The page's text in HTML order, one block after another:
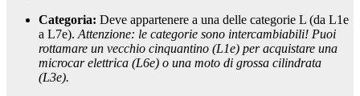
Categoria: Deve appartenere a una delle categorie L (da L1e
a L7e). Attenzione: le categorie sono intercambiabili! Puoi
rottamare un vecchio cinquantino (L1e) per acquistare una
microcar elettrica (L6e) o una moto di grossa cilindrata
(L3e).